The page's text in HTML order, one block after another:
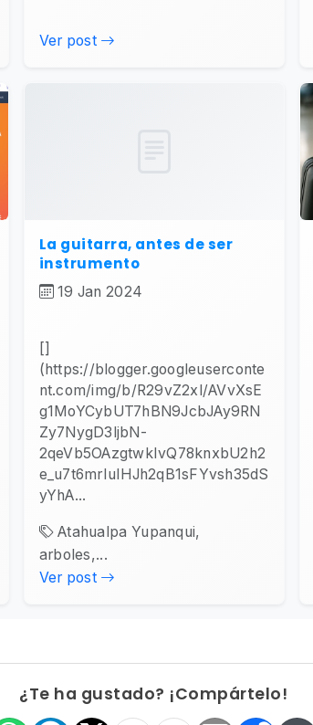
Ver post
La guitarra, antes de ser
instrumento
19 Jan 2024
[]
(https://blogger.googleuserconte
nt.com/img/b/R29vZ2xl/AVvXsE
g1MoYCybUT7hBN9JcbJAy9RN
Zy7NygD3ljbN-
2qeVb5OAzgtwkIvQ78knxbU2h2
e_u7t6mrIuIHJh2qB1sFYvsh35dS
yYhA...
Atahualpa Yupanqui,
arboles,...
Ver post
¿Te ha gustado? ¡Compártelo!